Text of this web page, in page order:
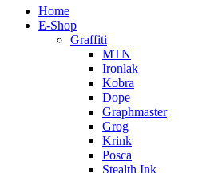
Home
E-Shop
Graffiti
MTN
Ironlak
Kobra
Dope
Graphmaster
Grog
Krink
Posca
Stealth Ink